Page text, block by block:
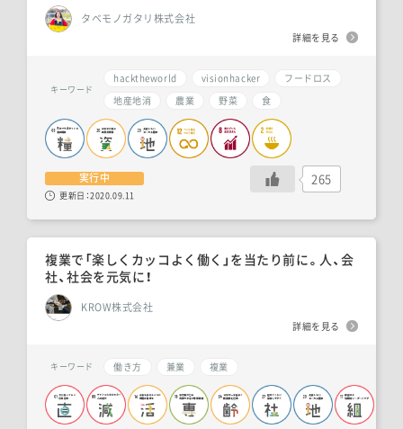
複業で「楽しくカッコよく働く」を当たり前に。人、会
社、社会を元気に！
KROW株式会社
詳細を見る
キーワード 働き方 兼業 複業
タベモノガタリ株式会社
詳細を見る
キーワード
hacktheworld visionhacker
フードロス
地産地消
農業 野菜 食
実行中
更新日：2020.09.11
265